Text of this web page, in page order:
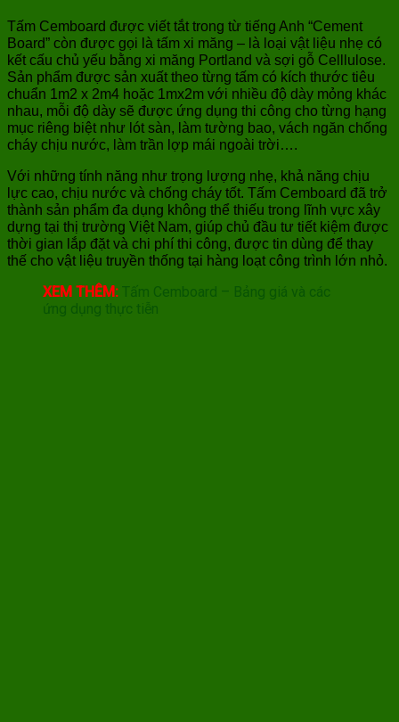
Tấm Cemboard được viết tắt trong từ tiếng Anh “Cement
Board” còn được gọi là tấm xi măng – là loại vật liệu nhẹ có
kết cấu chủ yếu bằng xi măng Portland và sợi gỗ Celllulose.
Sản phẩm được sản xuất theo từng tấm có kích thước tiêu
chuẩn 1m2 x 2m4 hoặc 1mx2m với nhiều độ dày mỏng khác
nhau, mỗi độ dày sẽ được ứng dụng thi công cho từng hạng
mục riêng biệt như lót sàn, làm tường bao, vách ngăn chống
cháy chịu nước, làm trần lợp mái ngoài trời….
Với những tính năng như trọng lượng nhẹ, khả năng chịu
lực cao, chịu nước và chống cháy tốt. Tấm Cemboard đã trở
thành sản phẩm đa dụng không thể thiếu trong lĩnh vực xây
dựng tại thị trường Việt Nam, giúp chủ đầu tư tiết kiệm được
thời gian lắp đặt và chi phí thi công, được tin dùng để thay
thế cho vật liệu truyền thống tại hàng loạt công trình lớn nhỏ.
XEM THÊM: Tấm Cemboard – Bảng giá và các
ứng dụng thực tiễn